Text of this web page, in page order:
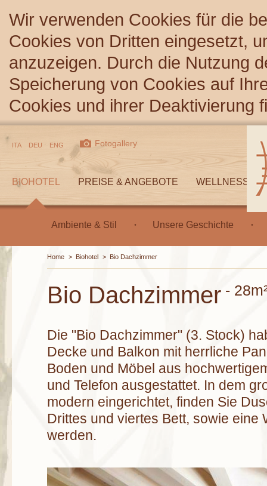
Wir verwenden Cookies für die
Cookies von Dritten eingesetzt,
anzuzeigen. Durch die Nutzung
Speicherung von Cookies auf
Cookies und ihrer Deaktivierung
BIOHOTEL PREISE & ANGEBOTE WELLNESS
Ambiente & Stil Unsere Geschichte
ITA DEU ENG Fotogallery
Bio Dachzimmer -
Die "Bio Dachzimmer" (3. Stock)
Decke und Balkon mit herrliche
Boden und Möbel aus
und Telefon ausgestattet. In dem
modern eingerichtet, finden Sie
Drittes und viertes Bett, sowie eine
werden.
Home > Biohotel > Bio Dachzimmer